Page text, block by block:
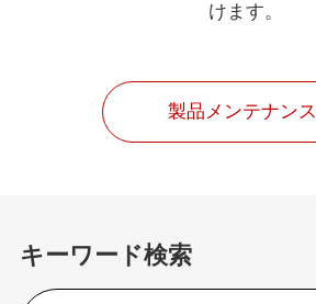
けます。
製品メンテナンス
キーワード検索